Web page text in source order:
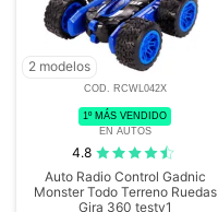
2 modelos
COD. RCWL042X
1º MÁS VENDIDO
EN AUTOS
4.8
Auto Radio Control Gadnic
Monster Todo Terreno Ruedas
Gira 360 testv1